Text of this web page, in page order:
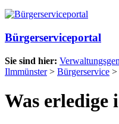
Bürgerserviceportal
Sie sind hier:
Ilmmünster> Bürgerservice >
Was erledige